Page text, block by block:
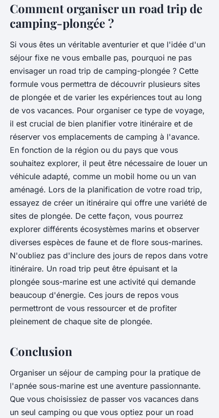
Comment organiser un road trip de
camping-plongée ?
Si vous êtes un véritable aventurier et que l'idée d'un
séjour fixe ne vous emballe pas, pourquoi ne pas
envisager un road trip de camping-plongée ? Cette
formule vous permettra de découvrir plusieurs sites
de plongée et de varier les expériences tout au long
de vos vacances. Pour organiser ce type de voyage,
il est crucial de bien planifier votre itinéraire et de
réserver vos emplacements de camping à l'avance.
En fonction de la région ou du pays que vous
souhaitez explorer, il peut être nécessaire de louer un
véhicule adapté, comme un mobil home ou un van
aménagé. Lors de la planification de votre road trip,
essayez de créer un itinéraire qui offre une variété de
sites de plongée. De cette façon, vous pourrez
explorer différents écosystèmes marins et observer
diverses espèces de faune et de flore sous-marines.
N'oubliez pas d'inclure des jours de repos dans votre
itinéraire. Un road trip peut être épuisant et la
plongée sous-marine est une activité qui demande
beaucoup d'énergie. Ces jours de repos vous
permettront de vous ressourcer et de profiter
pleinement de chaque site de plongée.
Conclusion
Organiser un séjour de camping pour la pratique de
l'apnée sous-marine est une aventure passionnante.
Que vous choisissiez de passer vos vacances dans
un seul camping ou que vous optiez pour un road